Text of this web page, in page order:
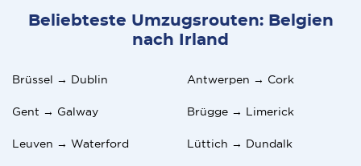
Beliebteste Umzugsrouten: Belgien
nach Irland
Brüssel → Dublin Antwerpen → Cork
Gent → Galway Brügge → Limerick
Leuven → Waterford Lüttich → Dundalk